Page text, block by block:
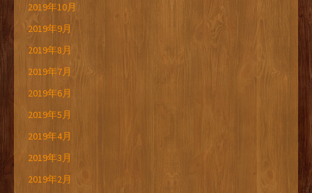
2019年10月
2019年9月
2019年8月
2019年7月
2019年6月
2019年5月
2019年4月
2019年3月
2019年2月